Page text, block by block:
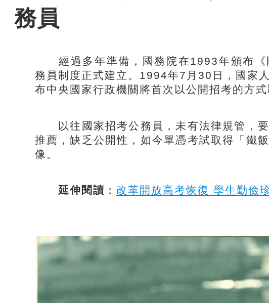
務員
經過多年準備，國務院在1993年頒布《
務員制度正式建立。1994年7月30日，國家
布中央國家行政機關將首次以公開招考的方式
以往國家招考公務員，未有法律規管，要
推薦，缺乏公開性，如今單憑考試取得「鐵
像。
延伸閱讀 ： 改革開放高考恢復 學生勤儉